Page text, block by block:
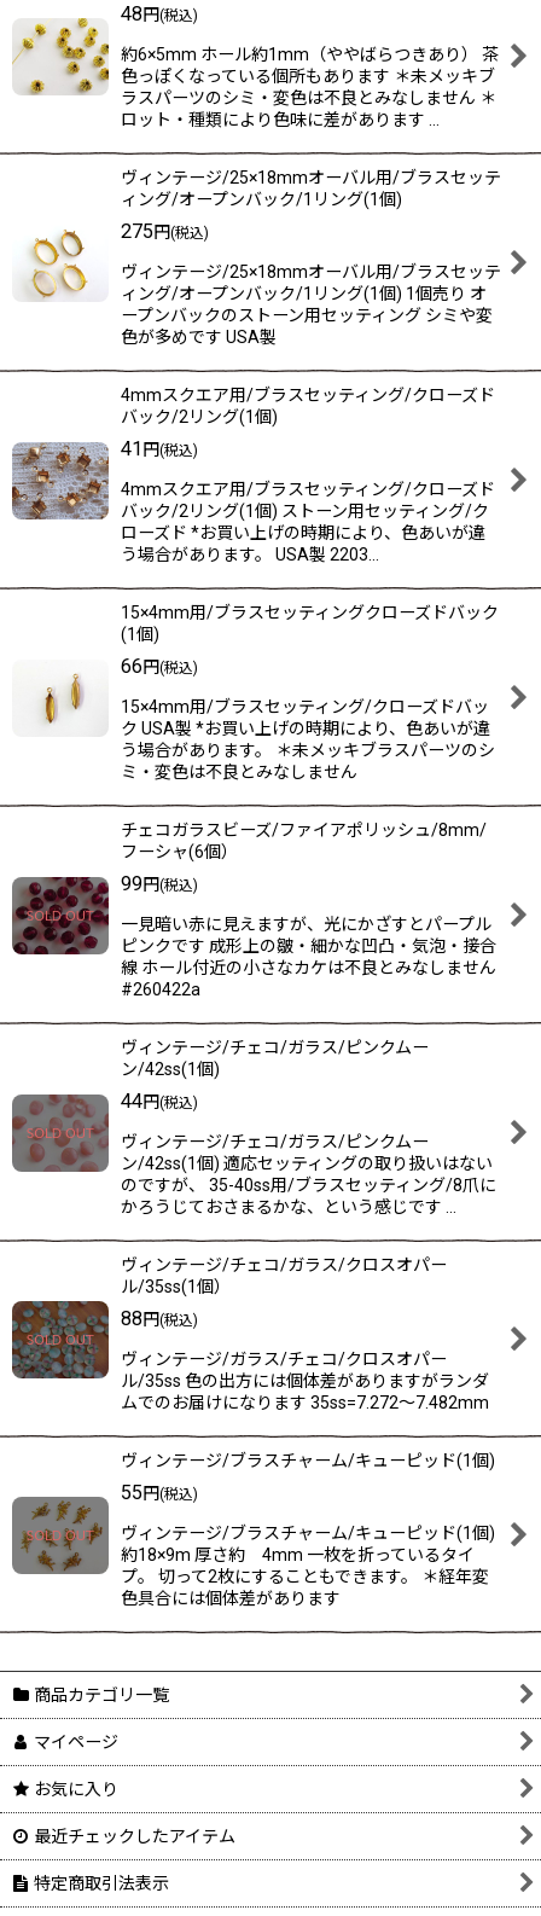
48円(税込)
約6×5mm ホール約1mm（ややばらつきあり） 茶
色っぽくなっている個所もあります ＊未メッキブ
ラスパーツのシミ・変色は不良とみなしません ＊
ロット・種類により色味に差があります …
ヴィンテージ/25×18mmオーバル用/ブラスセッテ
ィング/オープンバック/1リング(1個)
275円(税込)
ヴィンテージ/25×18mmオーバル用/ブラスセッテ
ィング/オープンバック/1リング(1個) 1個売り オ
ープンバックのストーン用セッティング シミや変
色が多めです USA製
4mmスクエア用/ブラスセッティング/クローズド
バック/2リング(1個)
41 円(税込)
4mmスクエア用/ブラスセッティング/クローズド
バック/2リング(1個) ストーン用セッティング/ク
ローズド *お買い上げの時期により、色あいが違
う場合があります。 USA製 2203…
15×4mm用/ブラスセッティングクローズドバック
(1個)
66円(税込)
15×4mm用/ブラスセッティング/クローズドバッ
ク USA製 *お買い上げの時期により、色あいが違
う場合があります。 ＊未メッキブラスパーツのシ
ミ・変色は不良とみなしません
チェコガラスビーズ/ファイアポリッシュ/8mm/
フーシャ(6個）
99円(税込)
一見暗い赤に見えますが、光にかざすとパープル
ピンクです 成形上の皺・細かな凹凸・気泡・接合
線 ホール付近の小さなカケは不良とみなしません
#260422a
ヴィンテージ/チェコ/ガラス/ピンクムー
ン/42ss(1個)
44円(税込)
ヴィンテージ/チェコ/ガラス/ピンクムー
ン/42ss(1個) 適応セッティングの取り扱いはない
のですが、 35-40ss用/ブラスセッティング/8爪に
かろうじておさまるかな、という感じです …
ヴィンテージ/チェコ/ガラス/クロスオパー
ル/35ss(1個）
88円(税込)
ヴィンテージ/ガラス/チェコ/クロスオパー
ル/35ss 色の出方には個体差がありますがランダ
ムでのお届けになります 35ss=7.272〜7.482mm
ヴィンテージ/ブラスチャーム/キューピッド(1個)
55円(税込)
ヴィンテージ/ブラスチャーム/キューピッド(1個)
約18×9m 厚さ約 4mm 一枚を折っているタイ
プ。 切って2枚にすることもできます。 ＊経年変
色具合には個体差があります
商品カテゴリ一覧
マイページ
お気に入り
最近チェックしたアイテム
特定商取引法表示